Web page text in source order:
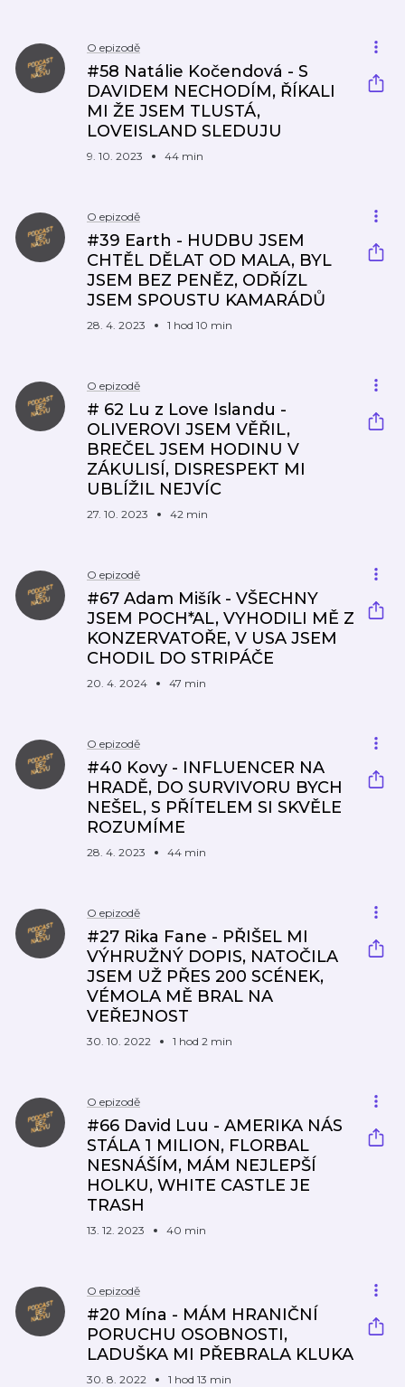
O epizodě
#58 Natálie Kočendová - S
DAVIDEM NECHODÍM, ŘÍKALI
MI ŽE JSEM TLUSTÁ,
LOVEISLAND SLEDUJU
9. 10. 2023 44 min
O epizodě
#39 Earth - HUDBU JSEM
CHTĚL DĚLAT OD MALA, BYL
JSEM BEZ PENĚZ, ODŘÍZL
JSEM SPOUSTU KAMARÁDŮ
28. 4. 2023 1 hod 10 min
O epizodě
# 62 Lu z Love Islandu -
OLIVEROVI JSEM VĚŘIL,
BREČEL JSEM HODINU V
ZÁKULISÍ, DISRESPEKT MI
UBLÍŽIL NEJVÍC
27. 10. 2023 42 min
O epizodě
#67 Adam Mišík - VŠECHNY
JSEM POCH*AL, VYHODILI MĚ Z
KONZERVATOŘE, V USA JSEM
CHODIL DO STRIPÁČE
20. 4. 2024 47 min
O epizodě
#40 Kovy - INFLUENCER NA
HRADĚ, DO SURVIVORU BYCH
NEŠEL, S PŘÍTELEM SI SKVĚLE
ROZUMÍME
28. 4. 2023 44 min
O epizodě
#27 Rika Fane - PŘIŠEL MI
VÝHRUŽNÝ DOPIS, NATOČILA
JSEM UŽ PŘES 200 SCÉNEK,
VÉMOLA MĚ BRAL NA
VEŘEJNOST
30. 10. 2022 1 hod 2 min
O epizodě
#66 David Luu - AMERIKA NÁS
STÁLA 1 MILION, FLORBAL
NESNÁŠÍM, MÁM NEJLEPŠÍ
HOLKU, WHITE CASTLE JE
TRASH
13. 12. 2023 40 min
O epizodě
#20 Mína - MÁM HRANIČNÍ
PORUCHU OSOBNOSTI,
LADUŠKA MI PŘEBRALA KLUKA
30. 8. 2022 1 hod 13 min